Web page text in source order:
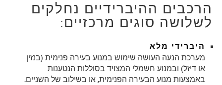
הרכבים ההיברידיים נחלקים
לשלושה סוגים מרכזיים:
היברידי מלא
מערכת הנעה העושה שימוש במנוע בעירה פנימית (בנזין
או דיזל) ובמנוע חשמלי המצויד בסוללות הנטענות
באמצעות מנוע הבעירה הפנימית, או בשילוב של השניים.